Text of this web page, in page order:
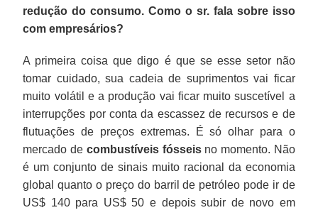
redução do consumo. Como o sr. fala sobre isso
com empresários?
A primeira coisa que digo é que se esse setor não
tomar cuidado, sua cadeia de suprimentos vai ficar
muito volátil e a produção vai ficar muito suscetível a
interrupções por conta da escassez de recursos e de
flutuações de preços extremas. É só olhar para o
mercado de combustíveis fósseisno momento. Não
é um conjunto de sinais muito racional da economia
global quanto o preço do barril de petróleo pode ir de
US$ 140 para US$ 50 e depois subir de novo em